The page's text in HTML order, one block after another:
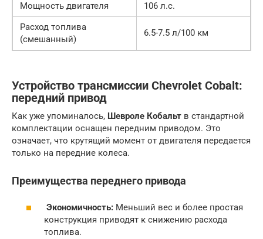
Мощность двигателя
106 л.с.
Расход топлива
(смешанный)
6.5-7.5 л/100 км
Устройство трансмиссии Chevrolet Cobalt:
передний привод
Как уже упоминалось, Шевроле Кобальт в стандартной
комплектации оснащен передним приводом. Это
означает, что крутящий момент от двигателя передается
только на передние колеса.
Преимущества переднего привода
Экономичность: Меньший вес и более простая
конструкция приводят к снижению расхода
топлива.